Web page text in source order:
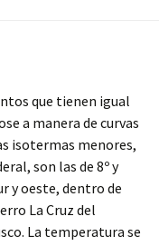
que tienen igual
a manera de curvas
isotermas menores,
son las de 8º y
y oeste, dentro de
La Cruz del
La temperatura se